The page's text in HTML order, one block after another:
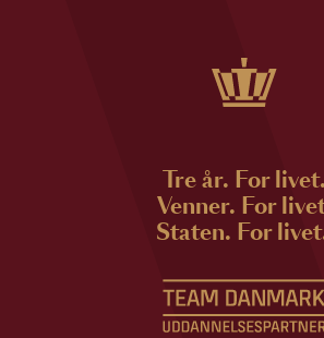
Tre år. For livet.
Venner. For
Staten. For